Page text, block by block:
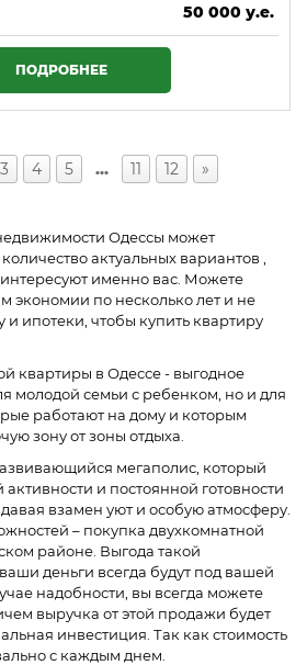
50 000 у.е.
2 150 000 ₴
ПОДРОБНЕЕ
3 4 5 … 11 12 »
Одессы может
актуальных вариантов ,
именно вас. Можете
экономии по несколько лет и не
и ипотеки, чтобы купить квартиру
квартиры в Одессе - выгодное
молодой семьи с ребенком, но и для
работают на дому и которым
зону от зоны отдыха.
мегаполис, который
и постоянной готовности
взамен уют и особую атмосферу.
– покупка двухкомнатной
районе. Выгода такой
деньги всегда будут под вашей
надобности, вы всегда можете
выручка от этой продажи будет
инвестиция. Так как стоимость
с каждым днем.